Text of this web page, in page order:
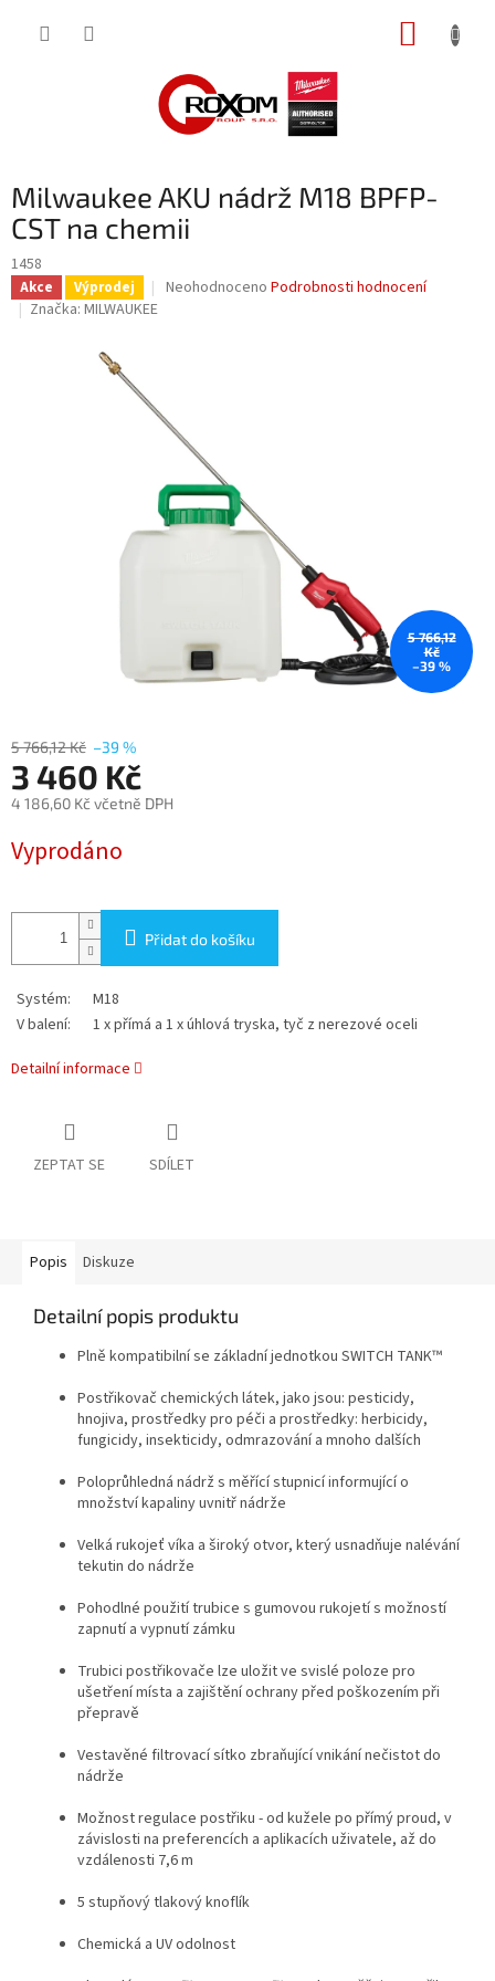
Milwaukee AKU nádrž M18 BPFP-
CST na chemii
1458
Akce Výprodej
Průměrné
5
hvězdiček.
Neohodnoceno Podrobnosti hodnocení
Značka: MILWAUKEE
5 766,12
Kč
–39 %
5 766,12 Kč –39 %
3 460 Kč
4 186,60 Kč včetně DPH
cena:
Vyprodáno
Přidat do košíku
Systém:
M18
V balení:
1 x přímá a 1 x úhlová tryska, tyč z nerezové oceli
Detailní informace
ZEPTAT SE SDÍLET
Popis Diskuze
Detailní popis produktu
Plně kompatibilní se základní jednotkou SWITCH TANK™
Postřikovač chemických látek, jako jsou: pesticidy,
hnojiva, prostředky pro péči a prostředky: herbicidy,
fungicidy, insekticidy, odmrazování a mnoho dalších
Poloprůhledná nádrž s měřící stupnicí informující o
množství kapaliny uvnitř nádrže
Velká rukojeť víka a široký otvor, který usnadňuje nalévání
tekutin do nádrže
Pohodlné použití trubice s gumovou rukojetí s možností
zapnutí a vypnutí zámku
Trubici postřikovače lze uložit ve svislé poloze pro
ušetření místa a zajištění ochrany před poškozením při
přepravě
Vestavěné filtrovací sítko zbraňující vnikání nečistot do
nádrže
Možnost regulace postřiku - od kužele po přímý proud, v
závislosti na preferencích a aplikacích uživatele, až do
vzdálenosti 7,6 m
5 stupňový tlakový knoflík
Chemická a UV odolnost